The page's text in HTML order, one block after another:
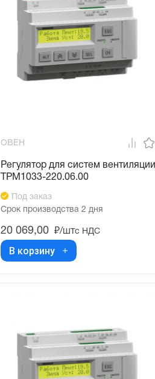
ОВЕН
Регулятор для систем вентиляции
ТРМ1033-220.06.00
Под заказ
Срок производства 2 дня
20 069,00 ₽/штс НДС
В корзину